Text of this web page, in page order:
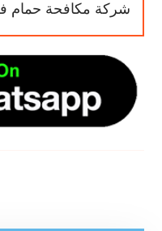
شركة مكافحة حمام في راس